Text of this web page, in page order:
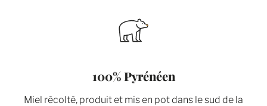
100% Pyrénéen
Miel récolté, produit et mis en pot dans le sud de la